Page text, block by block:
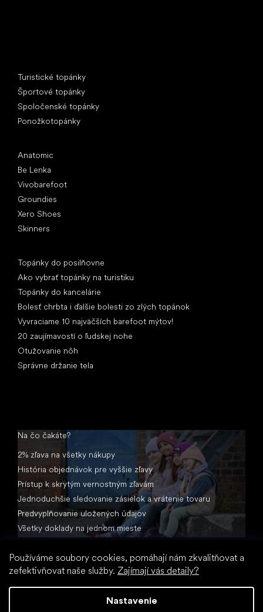
Používáme soubory cookies, pomáhají nám zkvalitňovat a
zefektivňovat naše služby. Zajímají vás detaily?
Nastavenie
Turistické topánky
Športové topánky
Spoločenské topánky
Ponožkotopánky
Anatomic
Be Lenka
Vivobarefoot
Groundies
Xero Shoes
Skinners
Topánky do posilňovne
Ako vybrať topánky na turistiku
Topánky do kancelárie
Bolesť chrbta i ďalšie bolesti zo zlých topánok
Vyvraciame 10 najväčších barefoot mýtov!
20 zaujímavostí o ľudskej nohe
Otužovanie nôh
Správne držanie tela
Na čo čakáte?
2% zľava na všetky nákupy
História objednávok pre vyššie zľavy
Prístup k skrytým vernostným zľavám
Jednoduchšie sledovanie zásielok a vrátenie tovaru
Predvyplňovanie uložených údajov
Všetky doklady na jednom mieste
Vytvoril Shoptet